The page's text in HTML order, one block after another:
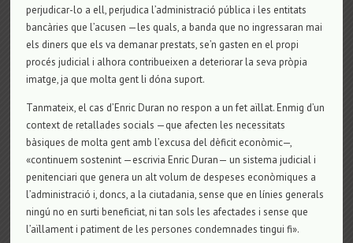
perjudicar-lo a ell, perjudica l’administració pública i les entitats
bancàries que l’acusen —les quals, a banda que no ingressaran mai
els diners que els va demanar prestats, se’n gasten en el propi
procés judicial i alhora contribueixen a deteriorar la seva pròpia
imatge, ja que molta gent li dóna suport.
Tanmateix, el cas d’Enric Duran no respon a un fet aïllat. Enmig d’un
context de retallades socials —que afecten les necessitats
bàsiques de molta gent amb l’excusa del dèficit econòmic—,
«continuem sostenint —escrivia Enric Duran— un sistema judicial i
penitenciari que genera un alt volum de despeses econòmiques a
l’administració i, doncs, a la ciutadania, sense que en línies generals
ningú no en surti beneficiat, ni tan sols les afectades i sense que
l’aïllament i patiment de les persones condemnades tingui fi».